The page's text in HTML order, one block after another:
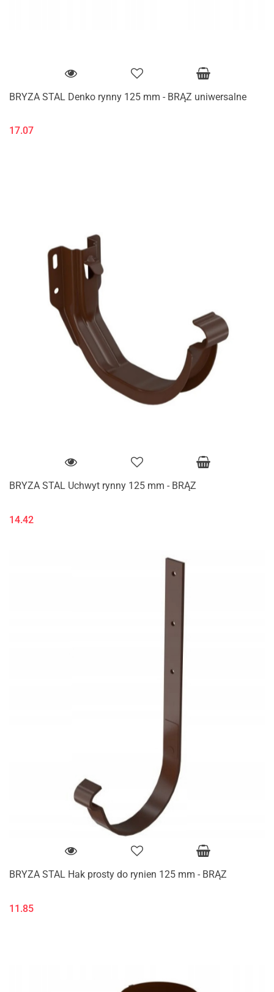
BRYZA STAL Denko rynny 125 mm - BRĄZ uniwersalne
17.07
BRYZA STAL Uchwyt rynny 125 mm - BRĄZ
14.42
BRYZA STAL Hak prosty do rynien 125 mm - BRĄZ
11.85